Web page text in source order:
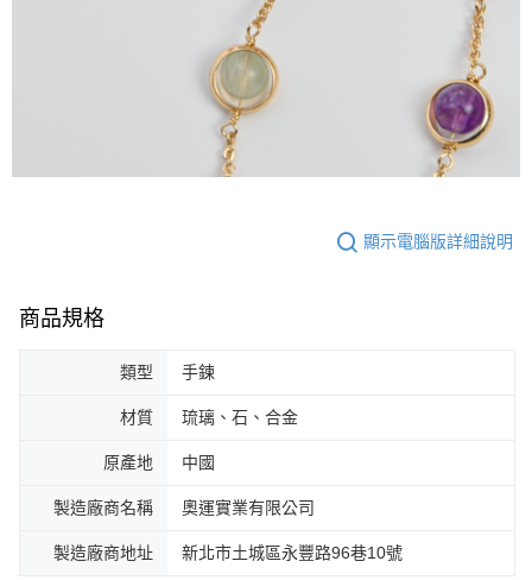
顯示電腦版詳細說明
商品規格
類型 手鍊
材質 琉璃、石、合金
原產地 中國
製造廠商名稱 奧運實業有限公司
製造廠商地址 新北市土城區永豐路96巷10號